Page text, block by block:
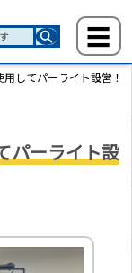
してパーライト設営！
パーライト設